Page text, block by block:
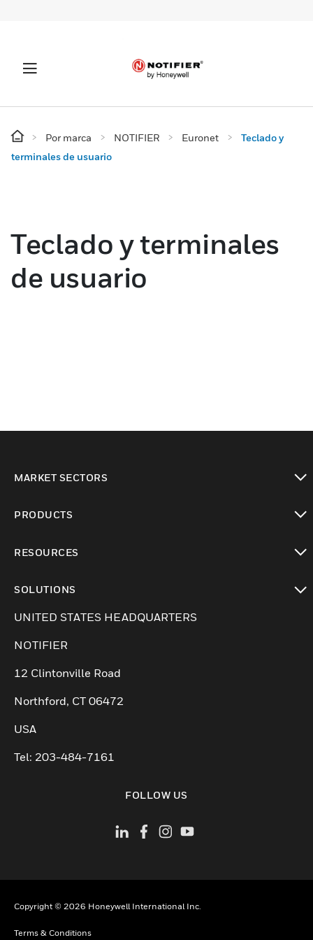
Por marca NOTIFIER Euronet
Teclado y
terminales de usuario
Teclado y terminales
de usuario
MARKET SECTORS
PRODUCTS
RESOURCES
SOLUTIONS
Cambiar vista
UNITED STATES HEADQUARTERS
NOTIFIER
12 Clintonville Road
Northford, CT 06472
USA
Tel: 203-484-7161
FOLLOW US
Copyright © 2026 Honeywell International Inc.
Terms & Conditions